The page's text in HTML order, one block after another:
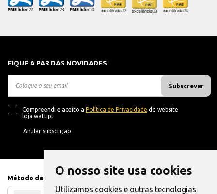
O nosso site usa cookies
Utilizamos cookies e outras tecnologias
FIQUE A PAR DAS NOVIDADES!
Subscrever
Compreendi e aceito a Política de Privacidade do website
loja.watt.pt
Anular subscrição
Método de Pagamento